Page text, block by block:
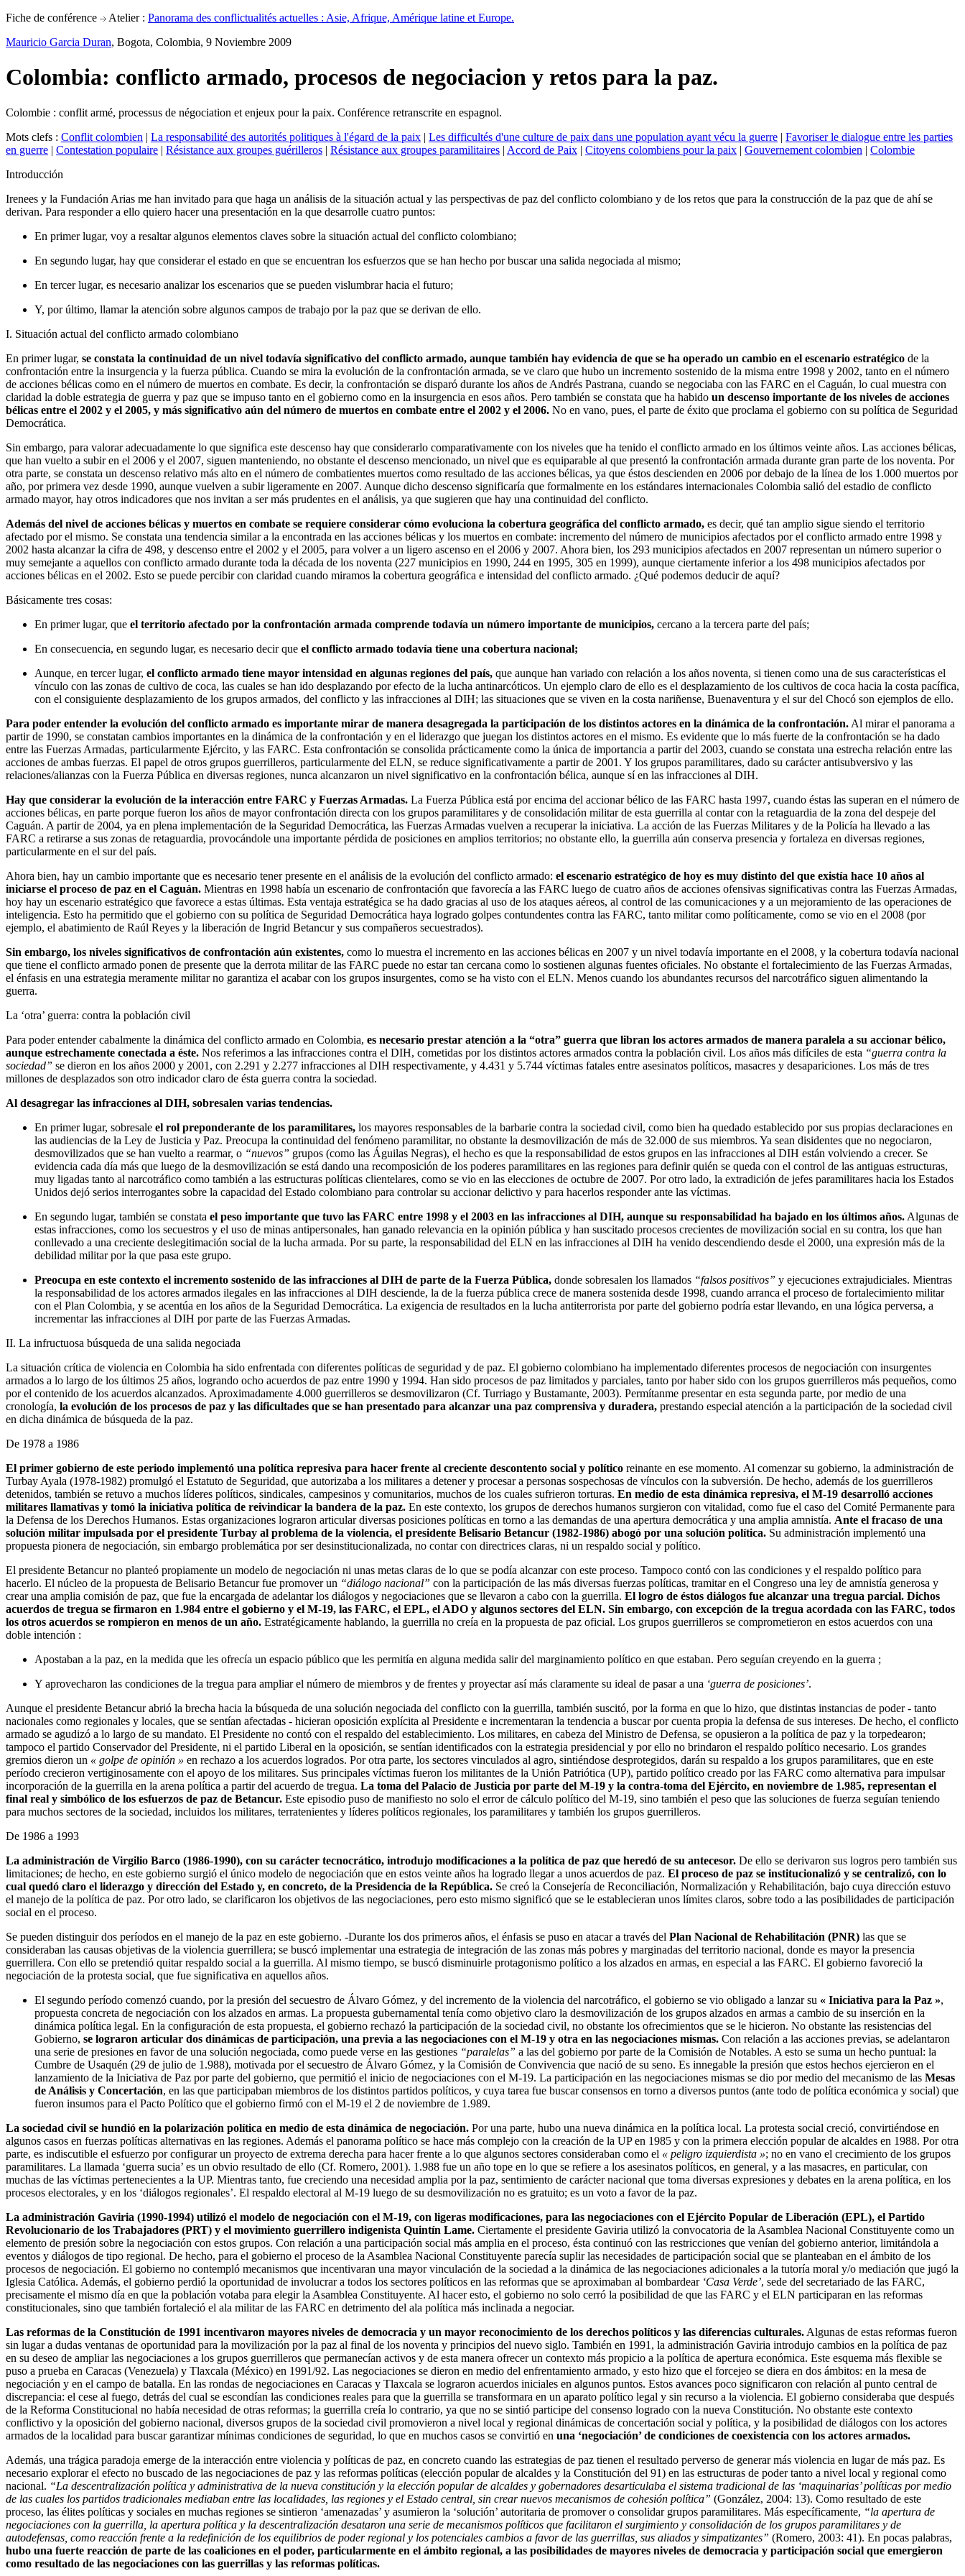
Fiche de conférence Atelier : Panorama des conflictualités actuelles : Asie, Afrique, Amérique latine et Europe.
Mauricio Garcia Duran, Bogota, Colombia, 9 Noviembre 2009
Colombia: conflicto armado, procesos de negociacion y retos para la paz.
Colombie : conflit armé, processus de négociation et enjeux pour la paix. Conférence retranscrite en espagnol.
Mots clefs : Conflit colombien | La responsabilité des autorités politiques à l'égard de la paix | Les difficultés d'une culture de paix dans une population ayant vécu la guerre | Favoriser le dialogue entre les parties
en guerre | Contestation populaire | Résistance aux groupes guérilleros | Résistance aux groupes paramilitaires | Accord de Paix | Citoyens colombiens pour la paix | Gouvernement colombien | Colombie
Introducción
Irenees y la Fundación Arias me han invitado para que haga un análisis de la situación actual y las perspectivas de paz del conflicto colombiano y de los retos que para la construcción de la paz que de ahí se
derivan. Para responder a ello quiero hacer una presentación en la que desarrolle cuatro puntos:
En primer lugar, voy a resaltar algunos elementos claves sobre la situación actual del conflicto colombiano;
En segundo lugar, hay que considerar el estado en que se encuentran los esfuerzos que se han hecho por buscar una salida negociada al mismo;
En tercer lugar, es necesario analizar los escenarios que se pueden vislumbrar hacia el futuro;
Y, por último, llamar la atención sobre algunos campos de trabajo por la paz que se derivan de ello.
I. Situación actual del conflicto armado colombiano
En primer lugar, se constata la continuidad de un nivel todavía significativo del conflicto armado, aunque también hay evidencia de que se ha operado un cambio en el escenario estratégico de la
confrontación entre la insurgencia y la fuerza pública. Cuando se mira la evolución de la confrontación armada, se ve claro que hubo un incremento sostenido de la misma entre 1998 y 2002, tanto en el número
de acciones bélicas como en el número de muertos en combate. Es decir, la confrontación se disparó durante los años de Andrés Pastrana, cuando se negociaba con las FARC en el Caguán, lo cual muestra con
claridad la doble estrategia de guerra y paz que se impuso tanto en el gobierno como en la insurgencia en esos años. Pero también se constata que ha habido un descenso importante de los niveles de acciones
bélicas entre el 2002 y el 2005, y más significativo aún del número de muertos en combate entre el 2002 y el 2006. No en vano, pues, el parte de éxito que proclama el gobierno con su política de Seguridad
Democrática.
Sin embargo, para valorar adecuadamente lo que significa este descenso hay que considerarlo comparativamente con los niveles que ha tenido el conflicto armado en los últimos veinte años. Las acciones bélicas,
que han vuelto a subir en el 2006 y el 2007, siguen manteniendo, no obstante el descenso mencionado, un nivel que es equiparable al que presentó la confrontación armada durante gran parte de los noventa. Por
otra parte, se constata un descenso relativo más alto en el número de combatientes muertos como resultado de las acciones bélicas, ya que éstos descienden en 2006 por debajo de la línea de los 1.000 muertos por
año, por primera vez desde 1990, aunque vuelven a subir ligeramente en 2007. Aunque dicho descenso significaría que formalmente en los estándares internacionales Colombia salió del estadio de conflicto
armado mayor, hay otros indicadores que nos invitan a ser más prudentes en el análisis, ya que sugieren que hay una continuidad del conflicto.
Además del nivel de acciones bélicas y muertos en combate se requiere considerar cómo evoluciona la cobertura geográfica del conflicto armado, es decir, qué tan amplio sigue siendo el territorio
afectado por el mismo. Se constata una tendencia similar a la encontrada en las acciones bélicas y los muertos en combate: incremento del número de municipios afectados por el conflicto armado entre 1998 y
2002 hasta alcanzar la cifra de 498, y descenso entre el 2002 y el 2005, para volver a un ligero ascenso en el 2006 y 2007. Ahora bien, los 293 municipios afectados en 2007 representan un número superior o
muy semejante a aquellos con conflicto armado durante toda la década de los noventa (227 municipios en 1990, 244 en 1995, 305 en 1999), aunque ciertamente inferior a los 498 municipios afectados por
acciones bélicas en el 2002. Esto se puede percibir con claridad cuando miramos la cobertura geográfica e intensidad del conflicto armado. ¿Qué podemos deducir de aquí?
Básicamente tres cosas:
En primer lugar, que el territorio afectado por la confrontación armada comprende todavía un número importante de municipios, cercano a la tercera parte del país;
En consecuencia, en segundo lugar, es necesario decir que el conflicto armado todavía tiene una cobertura nacional;
Aunque, en tercer lugar, el conflicto armado tiene mayor intensidad en algunas regiones del país, que aunque han variado con relación a los años noventa, si tienen como una de sus características el
vínculo con las zonas de cultivo de coca, las cuales se han ido desplazando por efecto de la lucha antinarcóticos. Un ejemplo claro de ello es el desplazamiento de los cultivos de coca hacia la costa pacífica,
con el consiguiente desplazamiento de los grupos armados, del conflicto y las infracciones al DIH; las situaciones que se viven en la costa nariñense, Buenaventura y el sur del Chocó son ejemplos de ello.
Para poder entender la evolución del conflicto armado es importante mirar de manera desagregada la participación de los distintos actores en la dinámica de la confrontación. Al mirar el panorama a
partir de 1990, se constatan cambios importantes en la dinámica de la confrontación y en el liderazgo que juegan los distintos actores en el mismo. Es evidente que lo más fuerte de la confrontación se ha dado
entre las Fuerzas Armadas, particularmente Ejército, y las FARC. Esta confrontación se consolida prácticamente como la única de importancia a partir del 2003, cuando se constata una estrecha relación entre las
acciones de ambas fuerzas. El papel de otros grupos guerrilleros, particularmente del ELN, se reduce significativamente a partir de 2001. Y los grupos paramilitares, dado su carácter antisubversivo y las
relaciones/alianzas con la Fuerza Pública en diversas regiones, nunca alcanzaron un nivel significativo en la confrontación bélica, aunque sí en las infracciones al DIH.
Hay que considerar la evolución de la interacción entre FARC y Fuerzas Armadas. La Fuerza Pública está por encima del accionar bélico de las FARC hasta 1997, cuando éstas las superan en el número de
acciones bélicas, en parte porque fueron los años de mayor confrontación directa con los grupos paramilitares y de consolidación militar de esta guerrilla al contar con la retaguardia de la zona del despeje del
Caguán. A partir de 2004, ya en plena implementación de la Seguridad Democrática, las Fuerzas Armadas vuelven a recuperar la iniciativa. La acción de las Fuerzas Militares y de la Policía ha llevado a las
FARC a retirarse a sus zonas de retaguardia, provocándole una importante pérdida de posiciones en amplios territorios; no obstante ello, la guerrilla aún conserva presencia y fortaleza en diversas regiones,
particularmente en el sur del país.
Ahora bien, hay un cambio importante que es necesario tener presente en el análisis de la evolución del conflicto armado: el escenario estratégico de hoy es muy distinto del que existía hace 10 años al
iniciarse el proceso de paz en el Caguán. Mientras en 1998 había un escenario de confrontación que favorecía a las FARC luego de cuatro años de acciones ofensivas significativas contra las Fuerzas Armadas,
hoy hay un escenario estratégico que favorece a estas últimas. Esta ventaja estratégica se ha dado gracias al uso de los ataques aéreos, al control de las comunicaciones y a un mejoramiento de las operaciones de
inteligencia. Esto ha permitido que el gobierno con su política de Seguridad Democrática haya logrado golpes contundentes contra las FARC, tanto militar como políticamente, como se vio en el 2008 (por
ejemplo, el abatimiento de Raúl Reyes y la liberación de Ingrid Betancur y sus compañeros secuestrados).
Sin embargo, los niveles significativos de confrontación aún existentes, como lo muestra el incremento en las acciones bélicas en 2007 y un nivel todavía importante en el 2008, y la cobertura todavía nacional
que tiene el conflicto armado ponen de presente que la derrota militar de las FARC puede no estar tan cercana como lo sostienen algunas fuentes oficiales. No obstante el fortalecimiento de las Fuerzas Armadas,
el énfasis en una estrategia meramente militar no garantiza el acabar con los grupos insurgentes, como se ha visto con el ELN. Menos cuando los abundantes recursos del narcotráfico siguen alimentando la
guerra.
La ‘otra’ guerra: contra la población civil
Para poder entender cabalmente la dinámica del conflicto armado en Colombia, es necesario prestar atención a la “otra” guerra que libran los actores armados de manera paralela a su accionar bélico,
aunque estrechamente conectada a éste. Nos referimos a las infracciones contra el DIH, cometidas por los distintos actores armados contra la población civil. Los años más difíciles de esta “guerra contra la
sociedad” se dieron en los años 2000 y 2001, con 2.291 y 2.277 infracciones al DIH respectivamente, y 4.431 y 5.744 víctimas fatales entre asesinatos políticos, masacres y desapariciones. Los más de tres
millones de desplazados son otro indicador claro de ésta guerra contra la sociedad.
Al desagregar las infracciones al DIH, sobresalen varias tendencias.
En primer lugar, sobresale el rol preponderante de los paramilitares, los mayores responsables de la barbarie contra la sociedad civil, como bien ha quedado establecido por sus propias declaraciones en
las audiencias de la Ley de Justicia y Paz. Preocupa la continuidad del fenómeno paramilitar, no obstante la desmovilización de más de 32.000 de sus miembros. Ya sean disidentes que no negociaron,
desmovilizados que se han vuelto a rearmar, o “nuevos” grupos (como las Águilas Negras), el hecho es que la responsabilidad de estos grupos en las infracciones al DIH están volviendo a crecer. Se
evidencia cada día más que luego de la desmovilización se está dando una recomposición de los poderes paramilitares en las regiones para definir quién se queda con el control de las antiguas estructuras,
muy ligadas tanto al narcotráfico como también a las estructuras políticas clientelares, como se vio en las elecciones de octubre de 2007. Por otro lado, la extradición de jefes paramilitares hacia los Estados
Unidos dejó serios interrogantes sobre la capacidad del Estado colombiano para controlar su accionar delictivo y para hacerlos responder ante las víctimas.
En segundo lugar, también se constata el peso importante que tuvo las FARC entre 1998 y el 2003 en las infracciones al DIH, aunque su responsabilidad ha bajado en los últimos años. Algunas de
estas infracciones, como los secuestros y el uso de minas antipersonales, han ganado relevancia en la opinión pública y han suscitado procesos crecientes de movilización social en su contra, los que han
conllevado a una creciente deslegitimación social de la lucha armada. Por su parte, la responsabilidad del ELN en las infracciones al DIH ha venido descendiendo desde el 2000, una expresión más de la
debilidad militar por la que pasa este grupo.
Preocupa en este contexto el incremento sostenido de las infracciones al DIH de parte de la Fuerza Pública, donde sobresalen los llamados “falsos positivos” y ejecuciones extrajudiciales. Mientras
la responsabilidad de los actores armados ilegales en las infracciones al DIH desciende, la de la fuerza pública crece de manera sostenida desde 1998, cuando arranca el proceso de fortalecimiento militar
con el Plan Colombia, y se acentúa en los años de la Seguridad Democrática. La exigencia de resultados en la lucha antiterrorista por parte del gobierno podría estar llevando, en una lógica perversa, a
incrementar las infracciones al DIH por parte de las Fuerzas Armadas.
II. La infructuosa búsqueda de una salida negociada
La situación crítica de violencia en Colombia ha sido enfrentada con diferentes políticas de seguridad y de paz. El gobierno colombiano ha implementado diferentes procesos de negociación con insurgentes
armados a lo largo de los últimos 25 años, logrando ocho acuerdos de paz entre 1990 y 1994. Han sido procesos de paz limitados y parciales, tanto por haber sido con los grupos guerrilleros más pequeños, como
por el contenido de los acuerdos alcanzados. Aproximadamente 4.000 guerrilleros se desmovilizaron (Cf. Turriago y Bustamante, 2003). Permítanme presentar en esta segunda parte, por medio de una
cronología, la evolución de los procesos de paz y las dificultades que se han presentado para alcanzar una paz comprensiva y duradera, prestando especial atención a la participación de la sociedad civil
en dicha dinámica de búsqueda de la paz.
De 1978 a 1986
El primer gobierno de este periodo implementó una política represiva para hacer frente al creciente descontento social y político reinante en ese momento. Al comenzar su gobierno, la administración de
Turbay Ayala (1978-1982) promulgó el Estatuto de Seguridad, que autorizaba a los militares a detener y procesar a personas sospechosas de vínculos con la subversión. De hecho, además de los guerrilleros
detenidos, también se retuvo a muchos líderes políticos, sindicales, campesinos y comunitarios, muchos de los cuales sufrieron torturas. En medio de esta dinámica represiva, el M-19 desarrolló acciones
militares llamativas y tomó la iniciativa política de reivindicar la bandera de la paz. En este contexto, los grupos de derechos humanos surgieron con vitalidad, como fue el caso del Comité Permanente para
la Defensa de los Derechos Humanos. Estas organizaciones lograron articular diversas posiciones políticas en torno a las demandas de una apertura democrática y una amplia amnistía. Ante el fracaso de una
solución militar impulsada por el presidente Turbay al problema de la violencia, el presidente Belisario Betancur (1982-1986) abogó por una solución política. Su administración implementó una
propuesta pionera de negociación, sin embargo problemática por ser desinstitucionalizada, no contar con directrices claras, ni un respaldo social y político.
El presidente Betancur no planteó propiamente un modelo de negociación ni unas metas claras de lo que se podía alcanzar con este proceso. Tampoco contó con las condiciones y el respaldo político para
hacerlo. El núcleo de la propuesta de Belisario Betancur fue promover un “diálogo nacional” con la participación de las más diversas fuerzas políticas, tramitar en el Congreso una ley de amnistía generosa y
crear una amplia comisión de paz, que fue la encargada de adelantar los diálogos y negociaciones que se llevaron a cabo con la guerrilla. El logro de éstos diálogos fue alcanzar una tregua parcial. Dichos
acuerdos de tregua se firmaron en 1.984 entre el gobierno y el M-19, las FARC, el EPL, el ADO y algunos sectores del ELN. Sin embargo, con excepción de la tregua acordada con las FARC, todos
los otros acuerdos se rompieron en menos de un año. Estratégicamente hablando, la guerrilla no creía en la propuesta de paz oficial. Los grupos guerrilleros se comprometieron en estos acuerdos con una
doble intención :
Apostaban a la paz, en la medida que les ofrecía un espacio público que les permitía en alguna medida salir del marginamiento político en que estaban. Pero seguían creyendo en la guerra ;
Y aprovecharon las condiciones de la tregua para ampliar el número de miembros y de frentes y proyectar así más claramente su ideal de pasar a una ‘guerra de posiciones’.
Aunque el presidente Betancur abrió la brecha hacia la búsqueda de una solución negociada del conflicto con la guerrilla, también suscitó, por la forma en que lo hizo, que distintas instancias de poder - tanto
nacionales como regionales y locales, que se sentían afectadas - hicieran oposición explícita al Presidente e incrementaran la tendencia a buscar por cuenta propia la defensa de sus intereses. De hecho, el conflicto
armado se agudizó a lo largo de su mandato. El Presidente no contó con el respaldo del establecimiento. Los militares, en cabeza del Ministro de Defensa, se opusieron a la política de paz y la torpedearon;
tampoco el partido Conservador del Presidente, ni el partido Liberal en la oposición, se sentían identificados con la estrategia presidencial y por ello no brindaron el respaldo político necesario. Los grandes
gremios dieron un « golpe de opinión » en rechazo a los acuerdos logrados. Por otra parte, los sectores vinculados al agro, sintiéndose desprotegidos, darán su respaldo a los grupos paramilitares, que en este
período crecieron vertiginosamente con el apoyo de los militares. Sus principales víctimas fueron los militantes de la Unión Patriótica (UP), partido político creado por las FARC como alternativa para impulsar
incorporación de la guerrilla en la arena política a partir del acuerdo de tregua. La toma del Palacio de Justicia por parte del M-19 y la contra-toma del Ejército, en noviembre de 1.985, representan el
final real y simbólico de los esfuerzos de paz de Betancur. Este episodio puso de manifiesto no solo el error de cálculo político del M-19, sino también el peso que las soluciones de fuerza seguían teniendo
para muchos sectores de la sociedad, incluidos los militares, terratenientes y líderes políticos regionales, los paramilitares y también los grupos guerrilleros.
De 1986 a 1993
La administración de Virgilio Barco (1986-1990), con su carácter tecnocrático, introdujo modificaciones a la política de paz que heredó de su antecesor. De ello se derivaron sus logros pero también sus
limitaciones; de hecho, en este gobierno surgió el único modelo de negociación que en estos veinte años ha logrado llegar a unos acuerdos de paz. El proceso de paz se institucionalizó y se centralizó, con lo
cual quedó claro el liderazgo y dirección del Estado y, en concreto, de la Presidencia de la República. Se creó la Consejería de Reconciliación, Normalización y Rehabilitación, bajo cuya dirección estuvo
el manejo de la política de paz. Por otro lado, se clarificaron los objetivos de las negociaciones, pero esto mismo significó que se le establecieran unos límites claros, sobre todo a las posibilidades de participación
social en el proceso.
Se pueden distinguir dos períodos en el manejo de la paz en este gobierno. -Durante los dos primeros años, el énfasis se puso en atacar a través del Plan Nacional de Rehabilitación (PNR) las que se
consideraban las causas objetivas de la violencia guerrillera; se buscó implementar una estrategia de integración de las zonas más pobres y marginadas del territorio nacional, donde es mayor la presencia
guerrillera. Con ello se pretendió quitar respaldo social a la guerrilla. Al mismo tiempo, se buscó disminuirle protagonismo político a los alzados en armas, en especial a las FARC. El gobierno favoreció la
negociación de la protesta social, que fue significativa en aquellos años.
El segundo período comenzó cuando, por la presión del secuestro de Álvaro Gómez, y del incremento de la violencia del narcotráfico, el gobierno se vio obligado a lanzar su « Iniciativa para la Paz »,
propuesta concreta de negociación con los alzados en armas. La propuesta gubernamental tenía como objetivo claro la desmovilización de los grupos alzados en armas a cambio de su inserción en la
dinámica política legal. En la configuración de esta propuesta, el gobierno rechazó la participación de la sociedad civil, no obstante los ofrecimientos que se le hicieron. No obstante las resistencias del
Gobierno, se lograron articular dos dinámicas de participación, una previa a las negociaciones con el M-19 y otra en las negociaciones mismas. Con relación a las acciones previas, se adelantaron
una serie de presiones en favor de una solución negociada, como puede verse en las gestiones “paralelas” a las del gobierno por parte de la Comisión de Notables. A esto se suma un hecho puntual: la
Cumbre de Usaquén (29 de julio de 1.988), motivada por el secuestro de Álvaro Gómez, y la Comisión de Convivencia que nació de su seno. Es innegable la presión que estos hechos ejercieron en el
lanzamiento de la Iniciativa de Paz por parte del gobierno, que permitió el inicio de negociaciones con el M-19. La participación en las negociaciones mismas se dio por medio del mecanismo de las Mesas
de Análisis y Concertación, en las que participaban miembros de los distintos partidos políticos, y cuya tarea fue buscar consensos en torno a diversos puntos (ante todo de política económica y social) que
fueron insumos para el Pacto Político que el gobierno firmó con el M-19 el 2 de noviembre de 1.989.
La sociedad civil se hundió en la polarización política en medio de esta dinámica de negociación. Por una parte, hubo una nueva dinámica en la política local. La protesta social creció, convirtiéndose en
algunos casos en fuerzas políticas alternativas en las regiones. Además el panorama político se hace más complejo con la creación de la UP en 1985 y con la primera elección popular de alcaldes en 1988. Por otra
parte, es indiscutible el esfuerzo por configurar un proyecto de extrema derecha para hacer frente a lo que algunos sectores consideraban como el « peligro izquierdista »; no en vano el crecimiento de los grupos
paramilitares. La llamada ‘guerra sucia’ es un obvio resultado de ello (Cf. Romero, 2001). 1.988 fue un año tope en lo que se refiere a los asesinatos políticos, en general, y a las masacres, en particular, con
muchas de las víctimas pertenecientes a la UP. Mientras tanto, fue creciendo una necesidad amplia por la paz, sentimiento de carácter nacional que toma diversas expresiones y debates en la arena política, en los
procesos electorales, y en los ‘diálogos regionales’. El respaldo electoral al M-19 luego de su desmovilización no es gratuito; es un voto a favor de la paz.
La administración Gaviria (1990-1994) utilizó el modelo de negociación con el M-19, con ligeras modificaciones, para las negociaciones con el Ejército Popular de Liberación (EPL), el Partido
Revolucionario de los Trabajadores (PRT) y el movimiento guerrillero indigenista Quintín Lame. Ciertamente el presidente Gaviria utilizó la convocatoria de la Asamblea Nacional Constituyente como un
elemento de presión sobre la negociación con estos grupos. Con relación a una participación social más amplia en el proceso, ésta continuó con las restricciones que venían del gobierno anterior, limitándola a
eventos y diálogos de tipo regional. De hecho, para el gobierno el proceso de la Asamblea Nacional Constituyente parecía suplir las necesidades de participación social que se planteaban en el ámbito de los
procesos de negociación. El gobierno no contempló mecanismos que incentivaran una mayor vinculación de la sociedad a la dinámica de las negociaciones adicionales a la tutoría moral y/o mediación que jugó la
Iglesia Católica. Además, el gobierno perdió la oportunidad de involucrar a todos los sectores políticos en las reformas que se aproximaban al bombardear ‘Casa Verde’, sede del secretariado de las FARC,
precisamente el mismo día en que la población votaba para elegir la Asamblea Constituyente. Al hacer esto, el gobierno no solo cerró la posibilidad de que las FARC y el ELN participaran en las reformas
constitucionales, sino que también fortaleció el ala militar de las FARC en detrimento del ala política más inclinada a negociar.
Las reformas de la Constitución de 1991 incentivaron mayores niveles de democracia y un mayor reconocimiento de los derechos políticos y las diferencias culturales. Algunas de estas reformas fueron
sin lugar a dudas ventanas de oportunidad para la movilización por la paz al final de los noventa y principios del nuevo siglo. También en 1991, la administración Gaviria introdujo cambios en la política de paz
en su deseo de ampliar las negociaciones a los grupos guerrilleros que permanecían activos y de esta manera ofrecer un contexto más propicio a la política de apertura económica. Este esquema más flexible se
puso a prueba en Caracas (Venezuela) y Tlaxcala (México) en 1991/92. Las negociaciones se dieron en medio del enfrentamiento armado, y esto hizo que el forcejeo se diera en dos ámbitos: en la mesa de
negociación y en el campo de batalla. En las rondas de negociaciones en Caracas y Tlaxcala se lograron acuerdos iniciales en algunos puntos. Estos avances poco significaron con relación al punto central de
discrepancia: el cese al fuego, detrás del cual se escondían las condiciones reales para que la guerrilla se transformara en un aparato político legal y sin recurso a la violencia. El gobierno consideraba que después
de la Reforma Constitucional no había necesidad de otras reformas; la guerrilla creía lo contrario, ya que no se sintió participe del consenso logrado con la nueva Constitución. No obstante este contexto
conflictivo y la oposición del gobierno nacional, diversos grupos de la sociedad civil promovieron a nivel local y regional dinámicas de concertación social y política, y la posibilidad de diálogos con los actores
armados de la localidad para buscar garantizar mínimas condiciones de seguridad, lo que en muchos casos se convirtió en una ‘negociación’ de condiciones de coexistencia con los actores armados.
Además, una trágica paradoja emerge de la interacción entre violencia y políticas de paz, en concreto cuando las estrategias de paz tienen el resultado perverso de generar más violencia en lugar de más paz. Es
necesario explorar el efecto no buscado de las negociaciones de paz y las reformas políticas (elección popular de alcaldes y la Constitución del 91) en las estructuras de poder tanto a nivel local y regional como
nacional. “La descentralización política y administrativa de la nueva constitución y la elección popular de alcaldes y gobernadores desarticulaba el sistema tradicional de las ‘maquinarias’ políticas por medio
de las cuales los partidos tradicionales mediaban entre las localidades, las regiones y el Estado central, sin crear nuevos mecanismos de cohesión política” (González, 2004: 13). Como resultado de este
proceso, las élites políticas y sociales en muchas regiones se sintieron ‘amenazadas’ y asumieron la ‘solución’ autoritaria de promover o consolidar grupos paramilitares. Más específicamente, “la apertura de
negociaciones con la guerrilla, la apertura política y la descentralización desataron una serie de mecanismos políticos que facilitaron el surgimiento y consolidación de los grupos paramilitares y de
autodefensas, como reacción frente a la redefinición de los equilibrios de poder regional y los potenciales cambios a favor de las guerrillas, sus aliados y simpatizantes” (Romero, 2003: 41). En pocas palabras,
hubo una fuerte reacción de parte de las coaliciones en el poder, particularmente en el ámbito regional, a las posibilidades de mayores niveles de democracia y participación social que emergieron
como resultado de las negociaciones con las guerrillas y las reformas políticas.